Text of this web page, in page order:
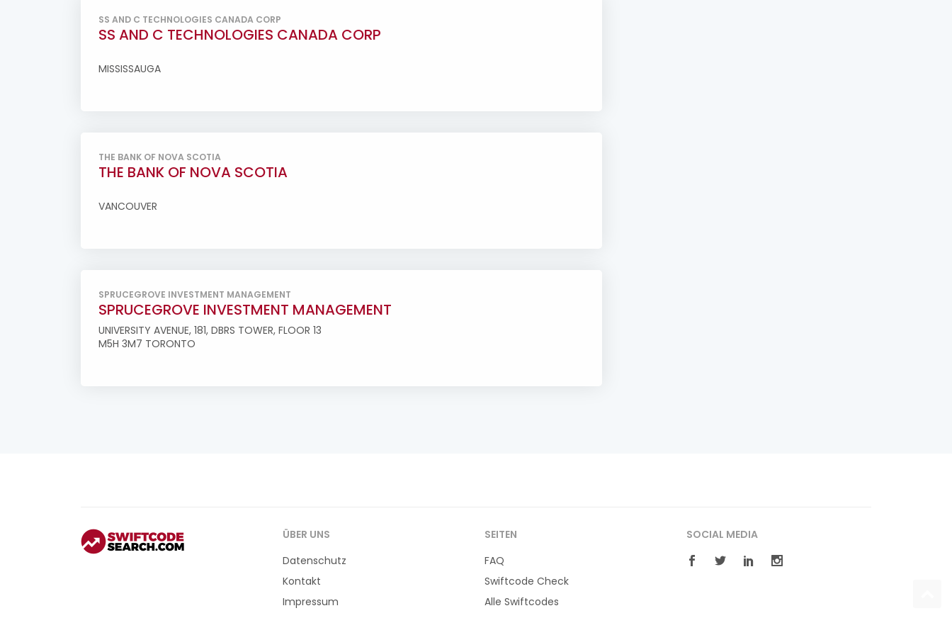
SS AND C TECHNOLOGIES CANADA CORP
SS AND C TECHNOLOGIES CANADA CORP
MISSISSAUGA
THE BANK OF NOVA SCOTIA
THE BANK OF NOVA SCOTIA
VANCOUVER
SPRUCEGROVE INVESTMENT MANAGEMENT
SPRUCEGROVE INVESTMENT MANAGEMENT
UNIVERSITY AVENUE, 181, DBRS TOWER, FLOOR 13
M5H 3M7 TORONTO
ÜBER UNS
Datenschutz
Kontakt
Impressum
SEITEN
FAQ
Swiftcode Check
Alle Swiftcodes
SOCIAL MEDIA